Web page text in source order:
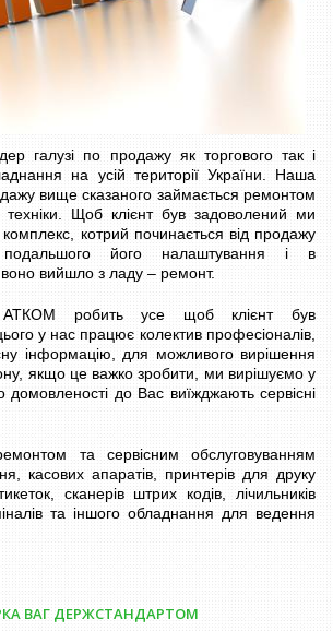
галузі по продажу як торгового так і
на усій території України. Наша
вище сказаного займається ремонтом
техніки. Щоб клієнт був задоволений ми
котрий починається від продажу
його налаштування і в
вийшло з ладу – ремонт.
АТКОМ робить усе щоб клієнт був
у нас працює колектив професіоналів,
інформацію, для можливого вирішення
якщо це важко зробити, ми вирішуємо у
домовленості до Вас виїжджають сервісні
та сервісним обслуговуванням
касових апаратів, принтерів для друку
сканерів штрих кодів, лічильників
та іншого обладнання для ведення
ВАГ ДЕРЖСТАНДАРТОМ